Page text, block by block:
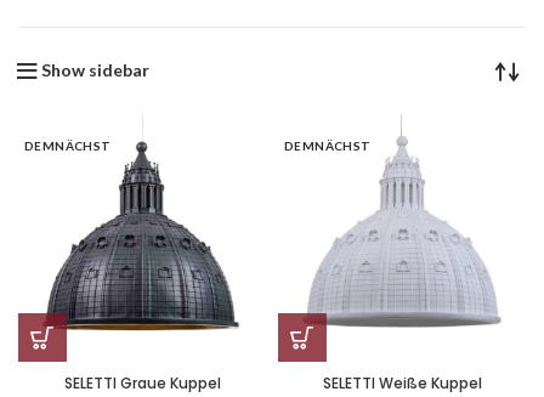
Show sidebar
DEMNÄCHST
SELETTI Graue Kuppel
DEMNÄCHST
SELETTI Weiße Kuppel